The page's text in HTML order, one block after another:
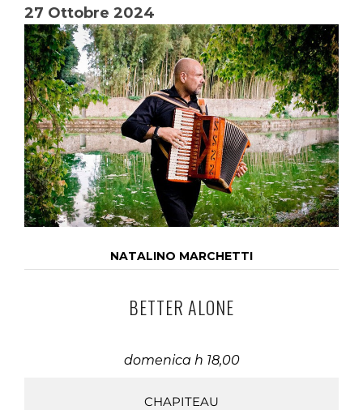
27 Ottobre 2024
NATALINO MARCHETTI
BETTER ALONE
domenica h 18,00
CHAPITEAU